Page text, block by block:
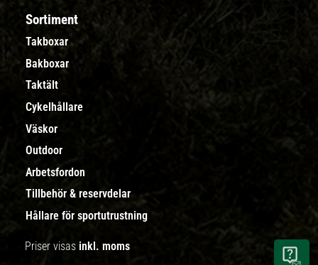
Sortiment
Takboxar
Bakboxar
Taktält
Cykelhållare
Väskor
Outdoor
Arbetsfordon
Tillbehör & reservdelar
Hållare för sportutrustning
Priser visas inkl. moms